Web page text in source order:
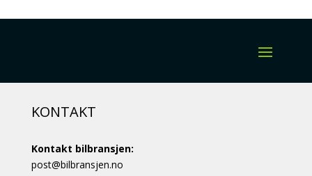
KONTAKT
Kontakt bilbransjen:
post@bilbransjen.no